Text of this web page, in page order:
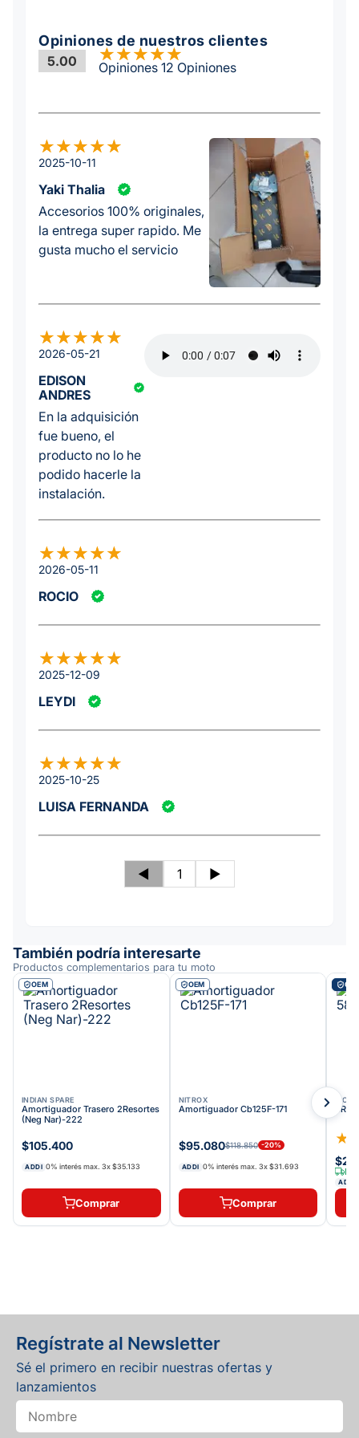
Opiniones de nuestros clientes
5.00 Opiniones 12 Opiniones
2025-10-11
Yaki Thalia
Accesorios 100% originales,
la entrega super rapido. Me
gusta mucho el servicio
2026-05-21
EDISON
ANDRES
En la adquisición
fue bueno, el
producto no lo he
podido hacerle la
instalación.
2026-05-11
ROCIO
2025-12-09
LEYDI
2025-10-25
LUISA FERNANDA
◄ 1 ►
También podría interesarte
Productos complementarios para tu moto
OEM
INDIAN SPARE
Amortiguador Trasero 2Resortes
(Neg Nar)-222
$105.400
ADDI 0% interés max. 3x$35.133
Comprar
OEM
NITROX
Amortiguador Cb125F-171
$95.080$118.850 -20%
ADDI 0% interés max. 3x$31.693
Comprar
★
ADDI
Regístrate al Newsletter
Sé el primero en recibir nuestras ofertas y
lanzamientos